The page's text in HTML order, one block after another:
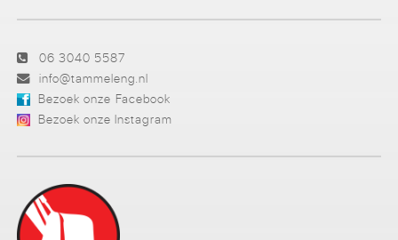
06 3040 5587
info@tammeleng.nl
Bezoek onze Facebook
Bezoek onze Instagram